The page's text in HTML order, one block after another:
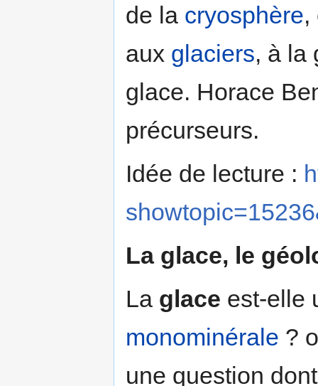
de la cryosphère,
aux glaciers, à la
glace. Horace
précurseurs.
Idée de lecture :
La glace, le
La glace est-elle
monominérale ?
une question